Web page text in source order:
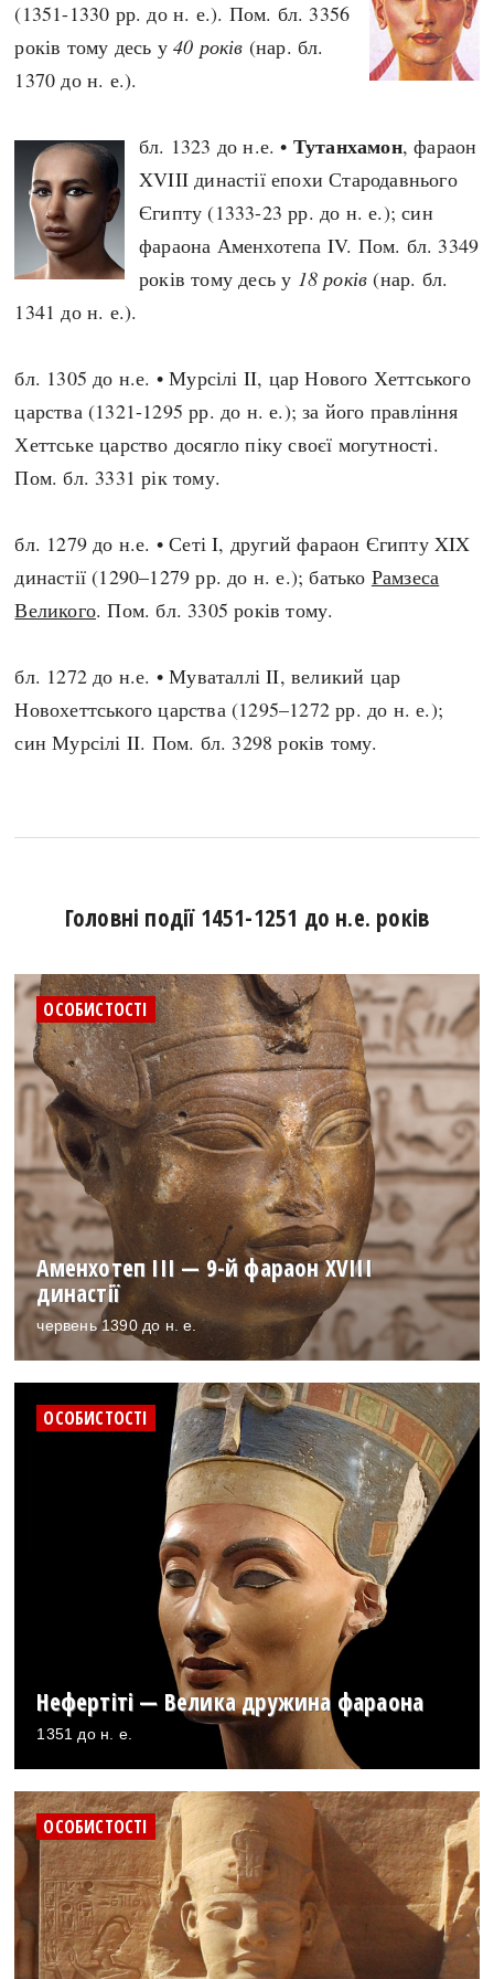
(1351-1330 рр. до н. е.). Пом. бл. 3356
років тому десь у40 років (нар. бл.
1370 до н. е.).
бл. 1323 до н.е. • Тутанхамон, фараон
XVIII династії епохи Стародавнього
Єгипту (1333-23 рр. до н. е.); син
фараона Аменхотепа IV. Пом. бл. 3349
років тому десь у 18 років (нар. бл.
1341 до н. е.).
бл. 1305 до н.е. • Мурсілі II, цар Нового Хеттського
царства (1321-1295 рр. до н. е.); за його правління
Хеттське царство досягло піку своєї могутності.
Пом. бл. 3331 рік тому.
бл. 1279 до н.е. • Сеті I, другий фараон Єгипту XIX
династії (1290–1279 рр. до н. е.); батько Рамзеса
Великого. Пом. бл. 3305 років тому.
бл. 1272 до н.е. • Муваталлі II, великий цар
Новохеттського царства (1295–1272 рр. до н. е.);
син Мурсілі II. Пом. бл. 3298 років тому.
Головні події 1451-1251 до н.е. років
ОСОБИСТОСТІ
Аменхотеп III — 9-й фараон XVIII
династії
червень 1390 до н. е.
ОСОБИСТОСТІ
Нефертіті — Велика дружина фараона
1351 до н. е.
ОСОБИСТОСТІ